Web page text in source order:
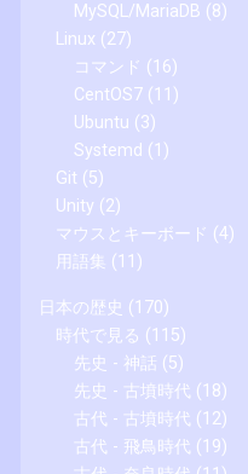
MySQL/MariaDB (8)
Linux (27)
コマンド (16)
CentOS7(11)
Ubuntu (3)
Systemd (1)
Git (5)
Unity (2)
マウスとキーボード (4)
用語集 (11)
日本の歴史 (170)
時代で見る (115)
先史 - 神話 (5)
先史 - 古墳時代 (18)
古代 - 古墳時代 (12)
古代 - 飛鳥時代 (19)